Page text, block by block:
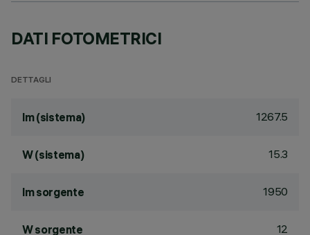
DATI FOTOMETRICI
DETTAGLI
lm (sistema) 1267.5
W (sistema) 15.3
lm sorgente 1950
W sorgente 12